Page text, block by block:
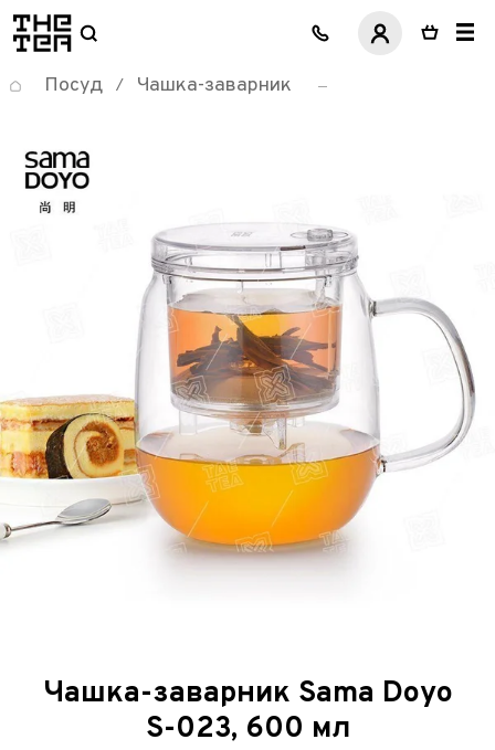
логотип
Посуд / Чашка-заварник
Чашка-заварник Sama Doyo
S-023, 600 мл